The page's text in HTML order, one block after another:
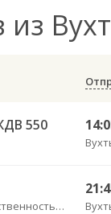
из
550
Общество с ограниченной ответственностью «Ухтинское автотранспортное предприятие»